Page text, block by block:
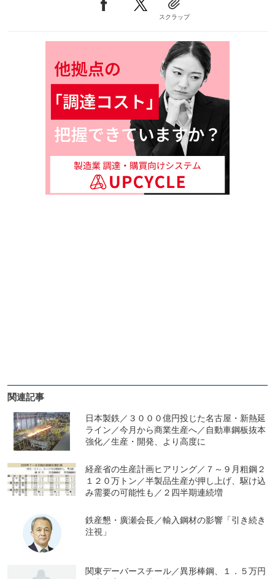
スクラップ
関連記事
日本製鉄／３０００億円投じた名古屋・新熱延
ライン／今月から商業生産へ／自動車鋼板抜本
強化／生産・開発、より高度に
経産省の生産計画ヒアリング／７～９月粗鋼２
１２０万トン／半製品生産が押し上げ、駆け込
み需要の可能性も／２四半期連続増
鉄産懇・廣瀬会長／輸入鋼材の影響「引き続き
注視」
関東デーバースチール／異形棒鋼、１．５万円